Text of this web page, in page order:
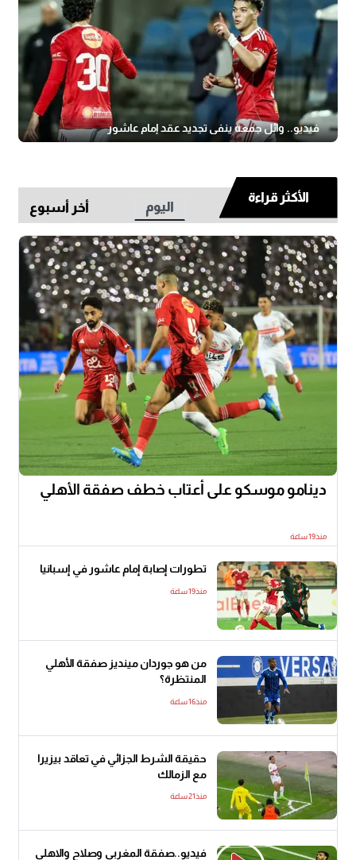
فيديو.. وائل جمعة ينفي تجديد عقد إمام عاشور
الأكثر قراءة
اليوم أخر أسبوع
دينامو موسكو على أعتاب خطف صفقة الأهلي
منذ19 ساعة
تطورات إصابة إمام عاشور في إسبانيا
منذ19 ساعة
من هو جوردان مينديز صفقة الأهلي
المنتظرة؟
منذ16 ساعة
حقيقة الشرط الجزائي في تعاقد بيزيرا
مع الزمالك
منذ21 ساعة
فيديو..صفقة المغربى وصلاح والاهلى